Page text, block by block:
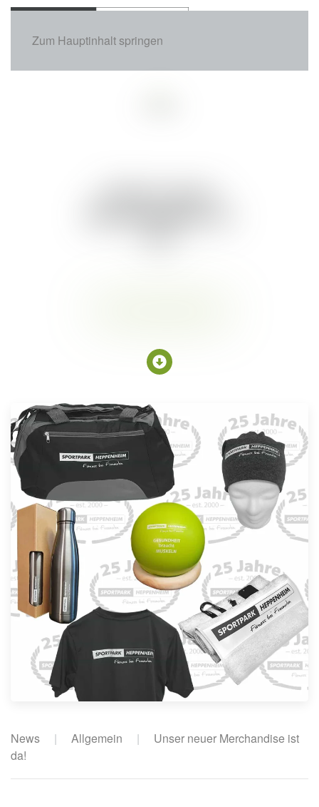
Zum Hauptinhalt springen
News Allgemein
Unser neuer Merchandise ist
da!